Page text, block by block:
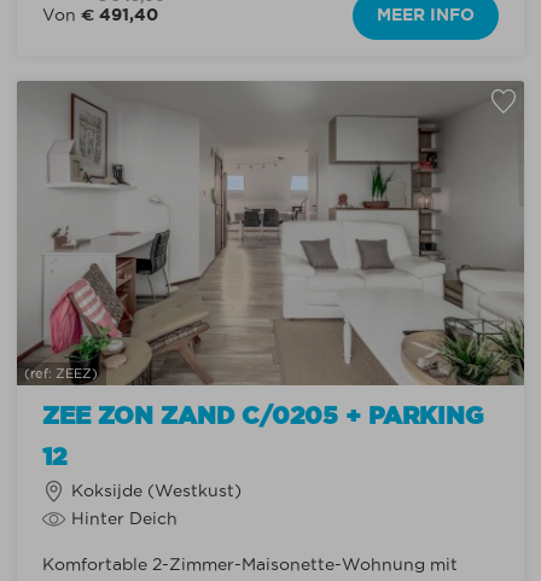
Von € 491,40 MEER INFO
ZEE ZON ZAND C/0205 + PARKING
12
(ref: ZEEZ)
Koksijde (Westkust)
Hinter Deich
Komfortable 2-Zimmer-Maisonette-Wohnung mit